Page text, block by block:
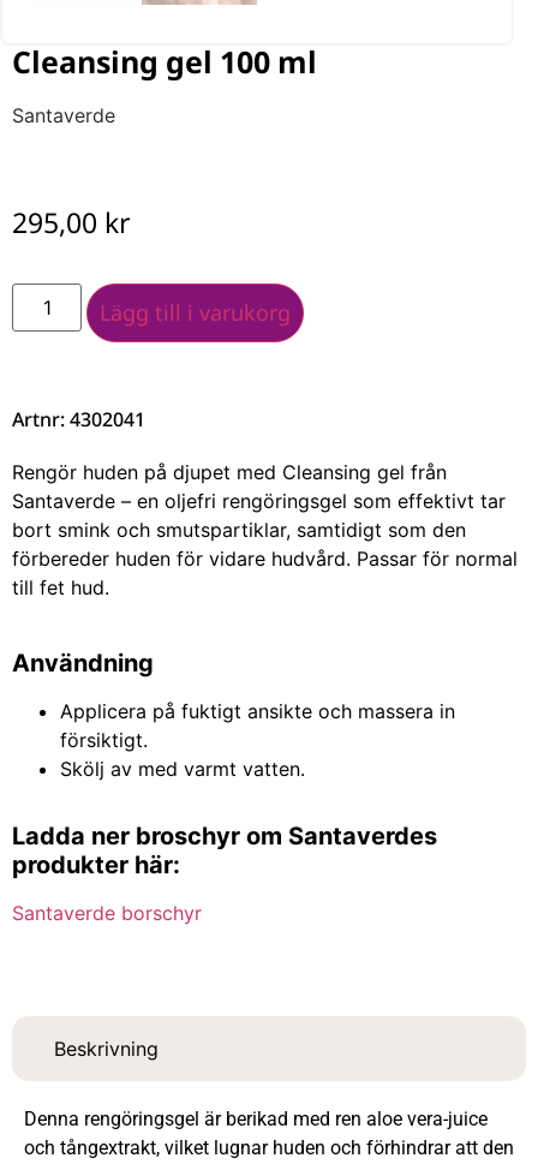
Cleansing gel 100 ml
Santaverde
295,00 kr
Lägg till i varukorg
Artnr: 4302041
Rengör huden på djupet med Cleansing gel från
Santaverde – en oljefri rengöringsgel som effektivt tar
bort smink och smutspartiklar, samtidigt som den
förbereder huden för vidare hudvård. Passar för normal
till fet hud.
Användning
Applicera på fuktigt ansikte och massera in
försiktigt.
Skölj av med varmt vatten.
Ladda ner broschyr om Santaverdes
produkter här:
Santaverde borschyr
Beskrivning
Denna rengöringsgel är berikad med ren aloe vera-juice
och tångextrakt, vilket lugnar huden och förhindrar att den